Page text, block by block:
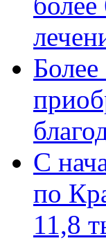
С
по
11,8